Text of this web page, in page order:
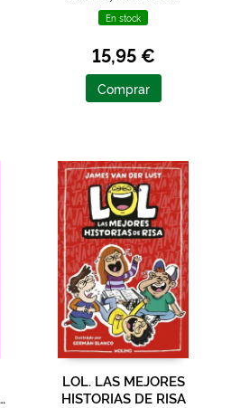
En stock
15,95 €
Comprar
LOL. LAS MEJORES
HISTORIAS DE RISA